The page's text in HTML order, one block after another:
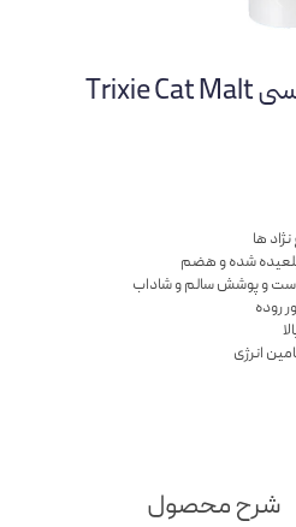
خمیر مالت گربه تریکسی Trixie Cat Malt
ها
شده و هضم
پوست و پوشش سالم و شاداب
انرژی
شرح محصول